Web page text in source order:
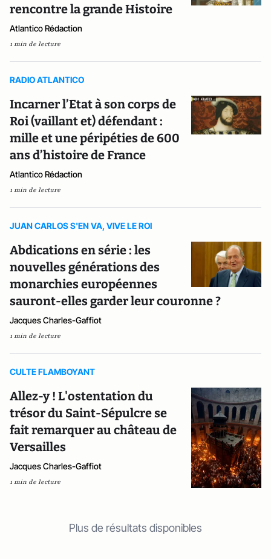
rencontre la grande Histoire
Atlantico Rédaction
1 min de lecture
RADIO ATLANTICO
Incarner l’Etat à son corps de
Roi (vaillant et) défendant :
mille et une péripéties de 600
ans d’histoire de France
Atlantico Rédaction
1 min de lecture
JUAN CARLOS S'EN VA, VIVE LE ROI
Abdications en série : les
nouvelles générations des
monarchies européennes
sauront-elles garder leur couronne ?
Jacques Charles-Gaffiot
1 min de lecture
CULTE FLAMBOYANT
Allez-y ! L'ostentation du
trésor du Saint-Sépulcre se
fait remarquer au château de
Versailles
Jacques Charles-Gaffiot
1 min de lecture
Plus de résultats disponibles